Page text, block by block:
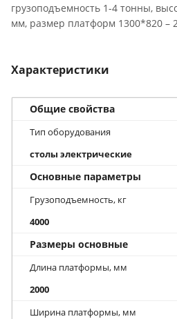
грузоподъемность 1-4 тонны,
мм, размер платформ 1300*820 –
Характеристики
Общие свойства
Тип оборудования
столы электрические
Основные параметры
Грузоподъемность, кг
4000
Размеры основные
Длина платформы, мм
2000
Ширина платформы, мм